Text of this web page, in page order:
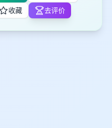
收藏
去评价
高
取消 确认删除
创建